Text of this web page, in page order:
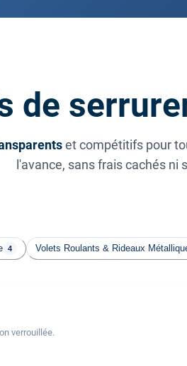
de
et compétitifs pour
l'avance, sans frais cachés ni
4 Volets Roulants & Rideaux
verrouillée.